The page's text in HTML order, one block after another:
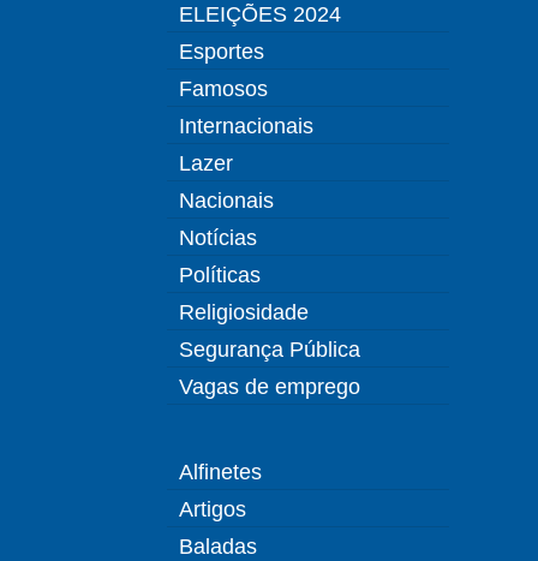
ELEIÇÕES 2024
Esportes
Famosos
Internacionais
Lazer
Nacionais
Notícias
Políticas
Religiosidade
Segurança Pública
Vagas de emprego
Alfinetes
Artigos
Baladas